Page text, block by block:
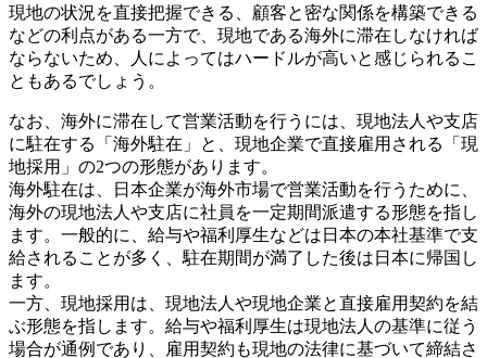
現地の状況を直接把握できる、顧客と密な関係を構築できる
などの利点がある一方で、現地である海外に滞在しなければ
ならないため、人によってはハードルが高いと感じられるこ
ともあるでしょう。
なお、海外に滞在して営業活動を行うには、現地法人や支店
に駐在する「海外駐在」と、現地企業で直接雇用される「現
地採用」の2つの形態があります。
海外駐在は、日本企業が海外市場で営業活動を行うために、
海外の現地法人や支店に社員を一定期間派遣する形態を指し
ます。一般的に、給与や福利厚生などは日本の本社基準で支
給されることが多く、駐在期間が満了した後は日本に帰国し
ます。
一方、現地採用は、現地法人や現地企業と直接雇用契約を結
ぶ形態を指します。給与や福利厚生は現地法人の基準に従う
場合が通例であり、雇用契約も現地の法律に基づいて締結さ